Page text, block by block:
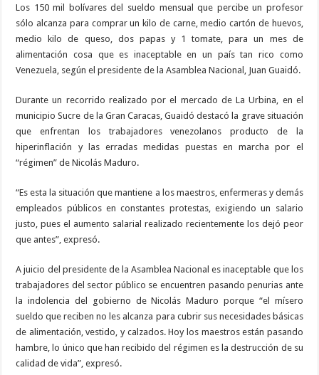
Los 150 mil bolívares del sueldo mensual que percibe un profesor
sólo alcanza para comprar un kilo de carne, medio cartón de huevos,
medio kilo de queso, dos papas y 1 tomate, para un mes de
alimentación cosa que es inaceptable en un país tan rico como
Venezuela, según el presidente de la Asamblea Nacional, Juan Guaidó.
Durante un recorrido realizado por el mercado de La Urbina, en el
municipio Sucre de la Gran Caracas, Guaidó destacó la grave situación
que enfrentan los trabajadores venezolanos producto de la
hiperinflación y las erradas medidas puestas en marcha por el
“régimen” de Nicolás Maduro.
“Es esta la situación que mantiene a los maestros, enfermeras y demás
empleados públicos en constantes protestas, exigiendo un salario
justo, pues el aumento salarial realizado recientemente los dejó peor
que antes”, expresó.
A juicio del presidente de la Asamblea Nacional es inaceptable que los
trabajadores del sector público se encuentren pasando penurias ante
la indolencia del gobierno de Nicolás Maduro porque “el mísero
sueldo que reciben no les alcanza para cubrir sus necesidades básicas
de alimentación, vestido, y calzados. Hoy los maestros están pasando
hambre, lo único que han recibido del régimen es la destrucción de su
calidad de vida”, expresó.